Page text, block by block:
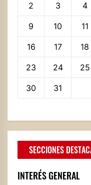
2 3 4
9 10 11
16 17 18
23 24 25
30
31
SECCIONES
INTERÉS GENERAL